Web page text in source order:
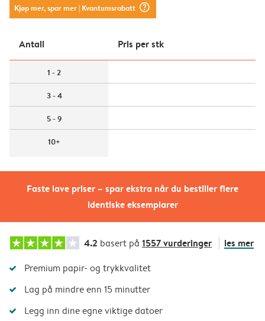
Faste lave priser – spar ekstra når du bestiller flere
identiske eksemplarer
Kjøp mer, spar mer| Kvantumsrabatt question_mark_circle
Antall Pris per stk
1 - 2
3 - 4
5 - 9
10+
4.2 basert på 1557 vurderinger les mer
Premium papir- og trykkvalitet
Lag på mindre enn 15 minutter
Legg inn dine egne viktige datoer